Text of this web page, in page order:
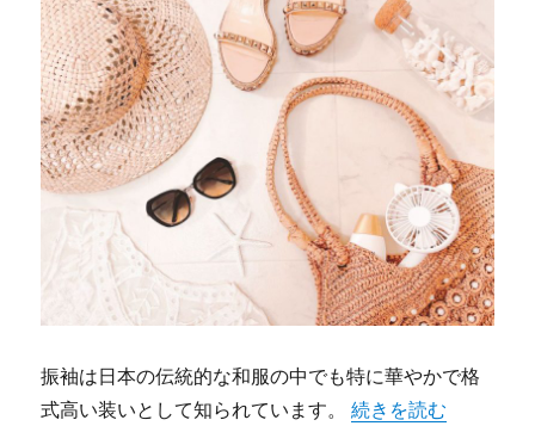
振袖は日本の伝統的な和服の中でも特に華やかで格
式高い装いとして知られています。“岐阜で叶える夢の
続きを読む